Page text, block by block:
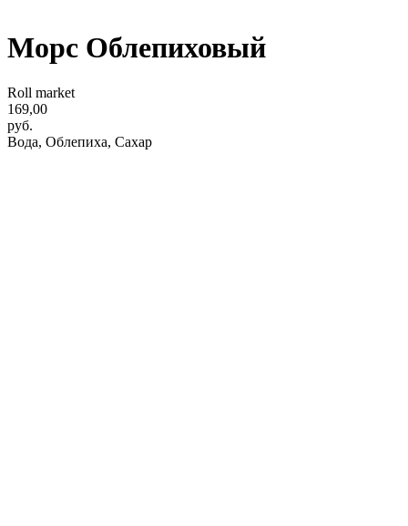
Морс Облепиховый
Roll market
169,00
руб.
Вода, Облепиха, Сахар